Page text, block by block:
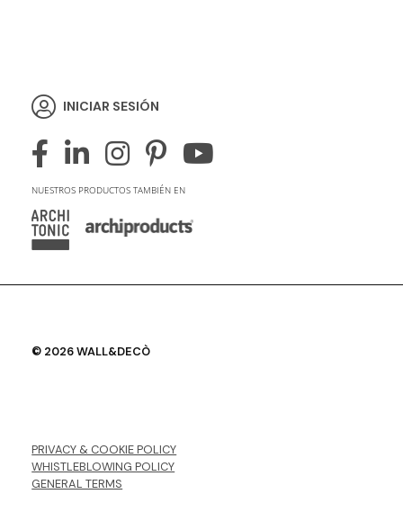
INICIAR SESIÓN
NUESTROS PRODUCTOS TAMBIÉN EN
© 2026 WALL&DECÒ
PRIVACY & COOKIE POLICY
WHISTLEBLOWING POLICY
GENERAL TERMS